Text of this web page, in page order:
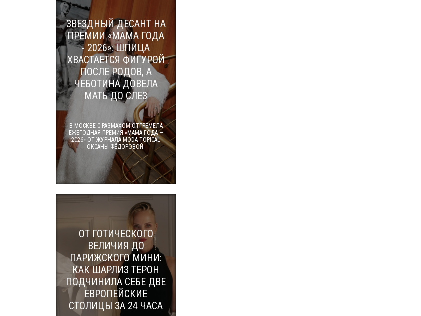
ЗВЕЗДНЫЙ ДЕСАНТ НА
ПРЕМИИ «МАМА ГОДА
- 2026»: ШПИЦА
ХВАСТАЕТСЯ ФИГУРОЙ
ПОСЛЕ РОДОВ, А
ЧЕБОТИНА ДОВЕЛА
МАТЬ ДО СЛЕЗ
В МОСКВЕ С РАЗМАХОМ ОТГРЕМЕЛА
ЕЖЕГОДНАЯ ПРЕМИЯ «МАМА ГОДА —
2026» ОТ ЖУРНАЛА MODA TOPICAL
ОКСАНЫ ФЁДОРОВОЙ.
ОТ ГОТИЧЕСКОГО
ВЕЛИЧИЯ ДО
ПАРИЖСКОГО МИНИ:
КАК ШАРЛИЗ ТЕРОН
ПОДЧИНИЛА СЕБЕ ДВЕ
ЕВРОПЕЙСКИЕ
СТОЛИЦЫ ЗА 24 ЧАСА